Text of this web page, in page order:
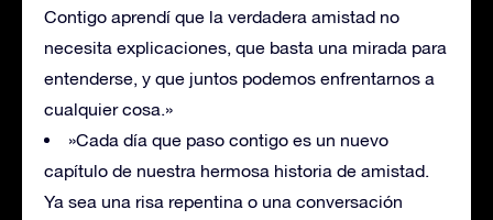
Contigo aprendí que la verdadera amistad no
necesita explicaciones, que basta una mirada para
entenderse, y que juntos podemos enfrentarnos a
cualquier cosa.»
»Cada día que paso contigo es un nuevo
capítulo de nuestra hermosa historia de amistad.
Ya sea una risa repentina o una conversación